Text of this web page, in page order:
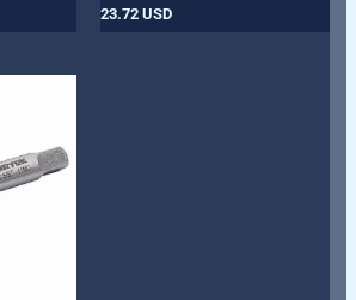
Valorado
con
23.72 USD